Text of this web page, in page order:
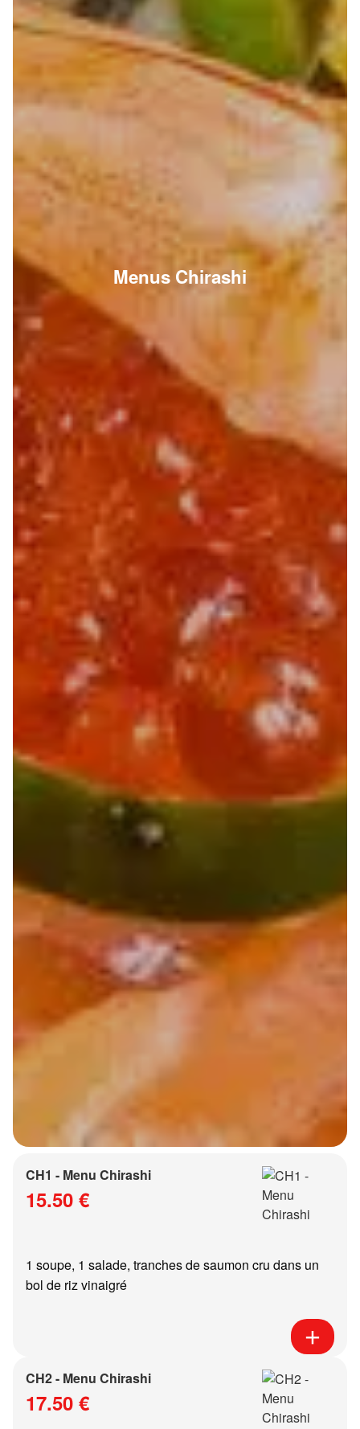
Menus Chirashi
CH1 - Menu Chirashi
15.50 €
1 soupe, 1 salade, tranches de saumon cru dans un
bol de riz vinaigré
CH2 - Menu Chirashi
17.50 €